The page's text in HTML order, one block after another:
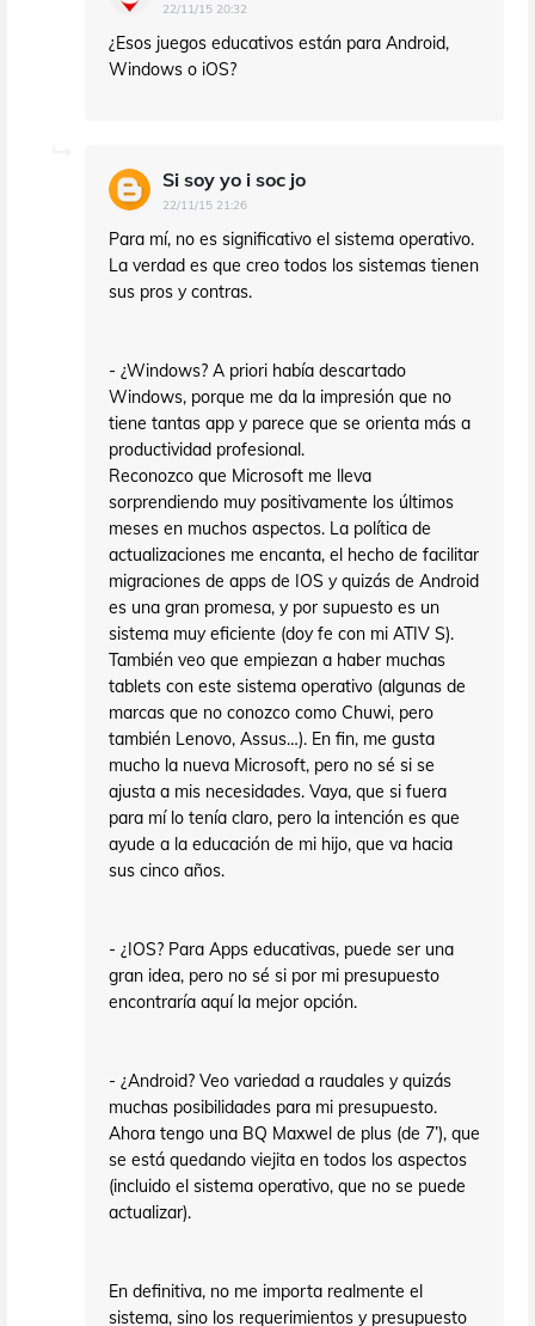
22/11/15 20:32
¿Esos juegos educativos están para Android,
Windows o iOS?
Si soy yo i soc jo
22/11/15 21:26
Para mí, no es significativo el sistema operativo.
La verdad es que creo todos los sistemas tienen
sus pros y contras.
- ¿Windows? A priori había descartado
Windows, porque me da la impresión que no
tiene tantas app y parece que se orienta más a
productividad profesional.
Reconozco que Microsoft me lleva
sorprendiendo muy positivamente los últimos
meses en muchos aspectos. La política de
actualizaciones me encanta, el hecho de facilitar
migraciones de apps de IOS y quizás de Android
es una gran promesa, y por supuesto es un
sistema muy eficiente (doy fe con mi ATIV S).
También veo que empiezan a haber muchas
tablets con este sistema operativo (algunas de
marcas que no conozco como Chuwi, pero
también Lenovo, Assus…). En fin, me gusta
mucho la nueva Microsoft, pero no sé si se
ajusta a mis necesidades. Vaya, que si fuera
para mí lo tenía claro, pero la intención es que
ayude a la educación de mi hijo, que va hacia
sus cinco años.
- ¿IOS? Para Apps educativas, puede ser una
gran idea, pero no sé si por mi presupuesto
encontraría aquí la mejor opción.
- ¿Android? Veo variedad a raudales y quizás
muchas posibilidades para mi presupuesto.
Ahora tengo una BQ Maxwel de plus (de 7’), que
se está quedando viejita en todos los aspectos
(incluido el sistema operativo, que no se puede
actualizar).
En definitiva, no me importa realmente el
sistema, sino los requerimientos y presupuesto